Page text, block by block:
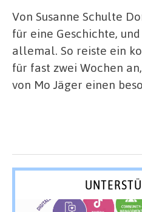
Von Susanne Schulte
für eine Geschichte,
allemal. So reiste ein
für fast zwei Wochen
von Mo Jäger einen